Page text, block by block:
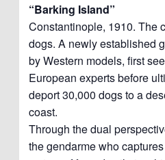
“Barking Island”
Constantinople, 1910. The
dogs. A newly established
by Western models, first
European experts before
deport 30,000 dogs to a
coast.
Through the dual
the gendarme who